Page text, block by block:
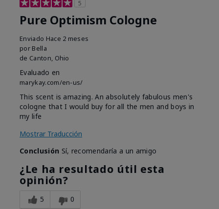
5
Pure Optimism Cologne
Enviado Hace 2 meses
por Bella
de Canton, Ohio
Evaluado en
marykay.com/en-us/
This scent is amazing. An absolutely fabulous men's
cologne that I would buy for all the men and boys in
my life
Mostrar Traducción
Conclusión Sí, recomendaría a un amigo
¿Le ha resultado útil esta
opinión?
5 0